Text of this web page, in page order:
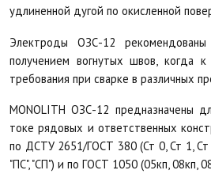
удлиненной дугой по окисленной
Электроды ОЗС-12
получением вогнутых швов, когда
требования при сварке в различных
MONOLITH ОЗС-12 предназначены
токе рядовых и ответственных
по ДСТУ 2651/ГОСТ 380 (Ст 0, Ст 1, Ст
"ПС", "СП") и по ГОСТ 1050 (05кп, 08кп,